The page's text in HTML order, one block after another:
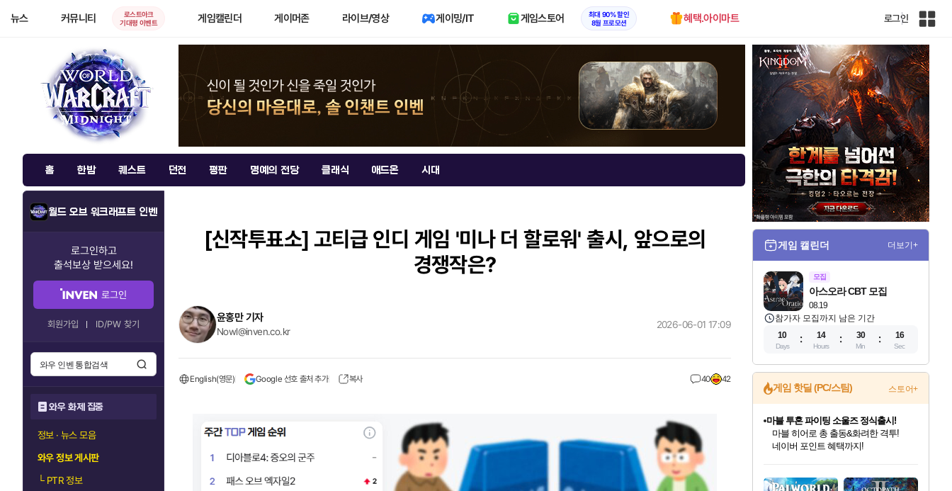
뉴스 커뮤니티
로스트아크
기대평 이벤트
게임캘린더 게이머존 라이브/영상 게이밍/IT 게임스토어
최대 90% 할인
8월 프로모션
혜택.아이마트 로그인
인
전
체
사
이
트
맵
홈 한밤 퀘스트 던전 평판 명예의 전당 클래식 애드온 시대
월드 오브 워크래프트 인벤
로그인하고
출석보상 받으세요!
로그인
회원가입 ID/PW 찾기
와우 화제 집중
정보 · 뉴스 모음
와우 정보 게시판
└PTR 정보
[신작투표소] 고티급 인디 게임 '미나 더 할로워' 출시, 앞으로의
경쟁작은?
윤홍만 기자
Nowl@inven.co.kr
English(영문) Google 선호 출처 추가 복사 40 42
2026-06-01 17:09
게임 캘린더 더보기+
모집
08.19
아스오라 CBT 모집
참가자 모집까지 남은 기간
10
Days
14
Hours
30
Min
15
Sec
게임 핫딜 (PC/스팀) 스토어+
최대 90% 할인가를 만나보세요!
네이버혜택과 함께 만나보세요!
50%할인&추가 적립까지!
네이버 포인트 혜택까지!
귀무자: 검의 길 예약 판매 중!
10% 할인과
이니&베니 혜택까지!
네이버 혜택가와 함께 예약하세요!
할인&네이버혜택으로 만나보세요!
네이버페이 혜택과 만나보세요!
40주년 프로모션으로 만나보세요!
할인가에 만나보세요!
일부 에디션 상시 할인!
혜택으로 예약 판매 중
편안하게 충전하세요